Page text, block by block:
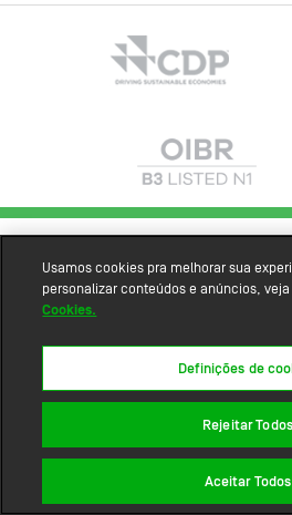
Usamos cookies pra melhorar sua
personalizar conteúdos e anúncios, veja
Cookies.
Definições de
Rejeitar Todos
Aceitar Todos